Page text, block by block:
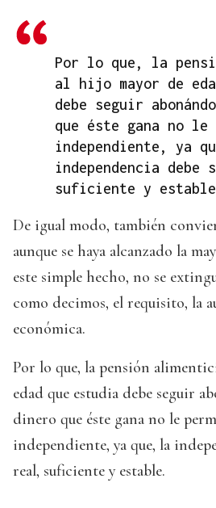
Por lo que, la
al hijo mayor de
debe seguir
que éste gana no le
independiente, ya
independencia debe
suficiente y
De igual modo, también
aunque se haya alcanzado la
este simple hecho, no se
como decimos, el requisito, la
económica.
Por lo que, la pensión
edad que estudia debe seguir
dinero que éste gana no le
independiente, ya que, la
real, suficiente y estable.